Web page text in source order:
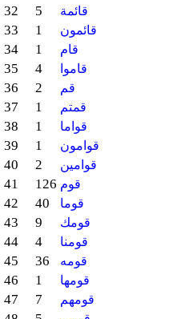
32 5 قائمة
33 1 قائمون
34 1 قام
35 4 قاموا
36 2 قم
37 1 قمتم
38 1 قواما
39 1 قوامون
40 2 قوامين
41 126 قوم
42 40 قوما
43 9 قومك
44 4 قومنا
45 36 قومه
46 1 قومها
47 7 قومهم